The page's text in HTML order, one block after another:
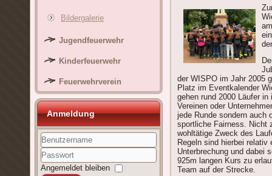
Bildergalerie
Jugendfeuerwehr
Kinderfeuerwehr
Feuerwehrverein
Anmeldung
Benutzername
Passwort
Angemeldet bleiben
der WISPO im Jahr 2005
Platz im Eventkalender
gehen rund 2000 Läufer
Vereinen oder
jede Runde sondern auch
sportliche Fairness. Nicht
wohltätige Zweck des
Regeln sind hierbei
Unterbrechung und dabei
925m langen Kurs zu
Team auf der Strecke.